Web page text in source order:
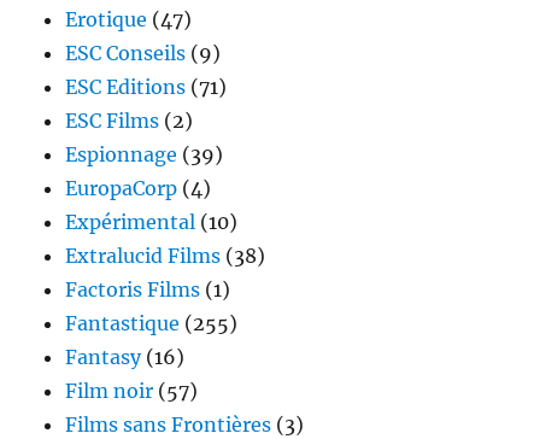
Erotique (47)
ESC Conseils (9)
ESC Editions (71)
ESC Films (2)
Espionnage (39)
EuropaCorp (4)
Expérimental (10)
Extralucid Films (38)
Factoris Films (1)
Fantastique (255)
Fantasy(16)
Film noir (57)
Films sans Frontières (3)